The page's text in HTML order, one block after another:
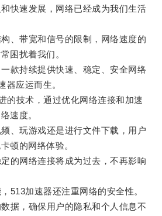
速发展，网络已经成为我们生活
带宽和信号的限制，网络速度的
困扰着我们。
持续提供快速、稳定、安全网络
应运而生。
技术，通过优化网络连接和加速
速度。
玩游戏还是进行文件下载，用户
顿的网络体验。
网络连接将成为过去，不再影响
加速器还注重网络的安全性。
，确保用户的隐私和个人信息不